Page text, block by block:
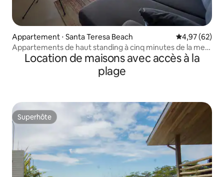
Appartement ⋅ Santa Teresa Beach Évaluation
4,97 (62)
Appartements de haut standing à cinq minutes de la mer
au centre du village
Location de maisons avec accès à la
plage
Superhôte
Superhôte